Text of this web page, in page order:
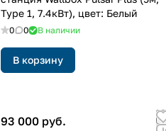
Type 1, 7.4кВт), цвет: Белый
0 0 В наличии
В корзину
93 000 руб.